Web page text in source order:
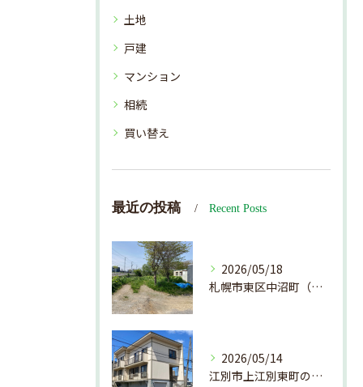
土地
戸建
マンション
相続
買い替え
最近の投稿 Recent Posts
2026/05/18
札幌市東区中沼町（調整区域）の土地！
2026/05/14
江別市上江別東町の戸建！